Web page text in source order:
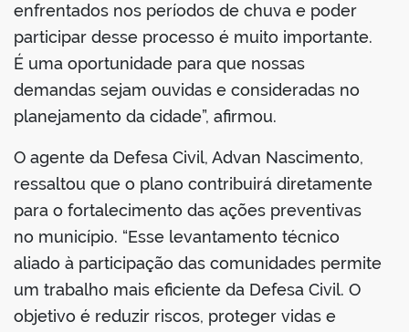
enfrentados nos períodos de chuva e poder
participar desse processo é muito importante.
É uma oportunidade para que nossas
demandas sejam ouvidas e consideradas no
planejamento da cidade”, afirmou.
O agente da Defesa Civil, Advan Nascimento,
ressaltou que o plano contribuirá diretamente
para o fortalecimento das ações preventivas
no município. “Esse levantamento técnico
aliado à participação das comunidades permite
um trabalho mais eficiente da Defesa Civil. O
objetivo é reduzir riscos, proteger vidas e